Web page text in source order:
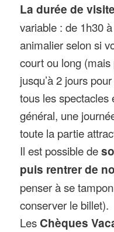
La durée de
variable : de 1h30
animalier selon si
court ou long
jusqu’à 2 jours
tous les spectacles
général, une
toute la partie
Il est possible de
puis rentrer de
penser à se
conserver le billet).
Les Chèques